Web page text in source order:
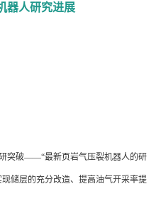
器人研究进展
突破——“最新页岩气压裂机器人的研
储层的充分改造、提高油气开采率提